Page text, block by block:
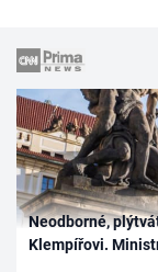
Neodborné,
Klempířovi.